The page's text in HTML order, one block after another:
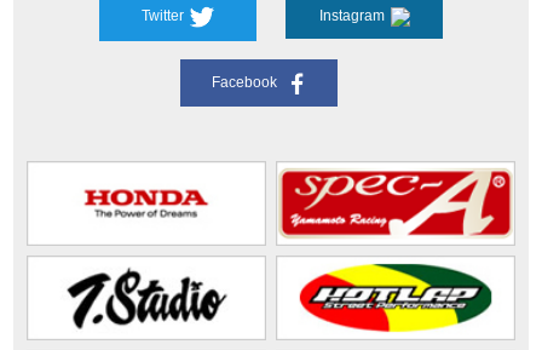
Twitter Instagram
Facebook